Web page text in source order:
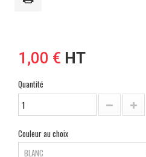
1,00 € HT
Quantité
Couleur au choix